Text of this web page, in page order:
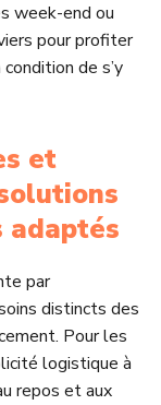
week-end ou
pour profiter
de s’y
et
adaptés
par
distincts des
Pour les
logistique à
repos et aux